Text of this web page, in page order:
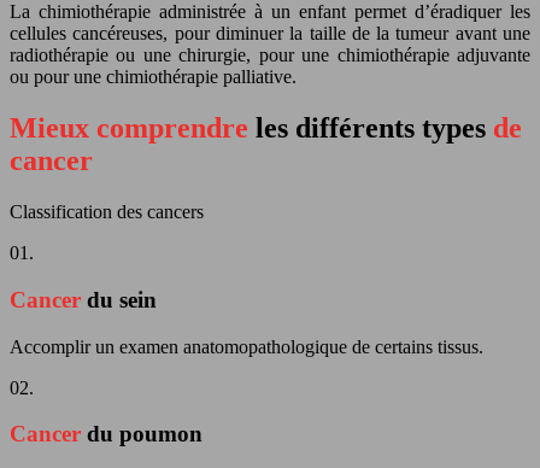
La chimiothérapie administrée à un enfant permet d’éradiquer les
cellules cancéreuses, pour diminuer la taille de la tumeur avant une
radiothérapie ou une chirurgie, pour une chimiothérapie adjuvante
ou pour une chimiothérapie palliative.
Mieux comprendre les différents types de
cancer
Classification des cancers
01.
Cancer du sein
Accomplir un examen anatomopathologique de certains tissus.
02.
Cancer du poumon